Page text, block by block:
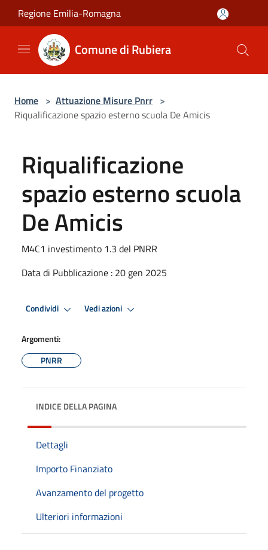
Salta al contenuto principale
Regione Emilia-Romagna
Comune di Rubiera
Home > Attuazione Misure Pnrr >
Riqualificazione spazio esterno scuola De Amicis
Riqualificazione
spazio esterno scuola
De Amicis
M4C1 investimento 1.3 del PNRR
Data di Pubblicazione : 20 gen 2025
Condividi Vedi azioni
Argomenti:
PNRR
INDICE DELLA PAGINA
Dettagli
Importo Finanziato
Avanzamento del progetto
Ulteriori informazioni